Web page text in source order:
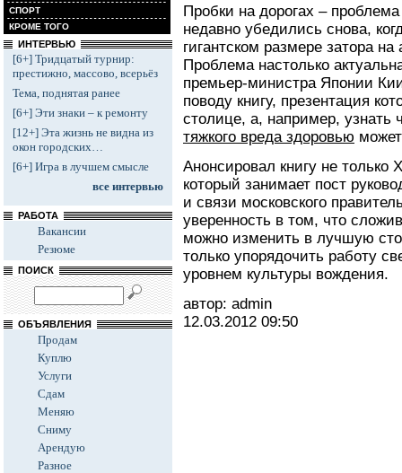
СПОРТ
КРОМЕ ТОГО
ИНТЕРВЬЮ
[6+] Тридцатый турнир:
престижно, массово, всерьёз
Тема, поднятая ранее
[6+] Эти знаки – к ремонту
[12+] Эта жизнь не видна из
окон городских…
[6+] Игра в лучшем смысле
все интервью
РАБОТА
Вакансии
Резюме
ПОИСК
ОБЪЯВЛЕНИЯ
Продам
Куплю
Услуги
Сдам
Меняю
Сниму
Арендую
Разное
Пробки на дорогах –
недавно убедились снова,
гигантском размере затора
Проблема настолько
премьер-министра Японии
поводу книгу, презентация
столице, а, например, узнать
тяжкого вреда здоровью
Анонсировал книгу не
который занимает пост
и связи московского
уверенность в том, что
можно изменить в лучшую
только упорядочить работу
уровнем культуры вождения.
автор: admin
12.03.2012 09:50